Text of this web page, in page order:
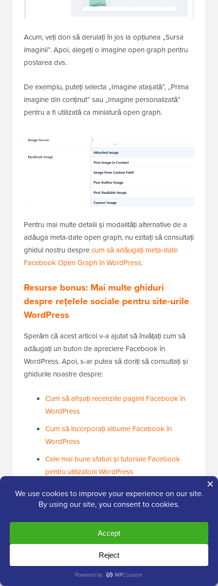
Acum, veți dori să derulați în jos la opțiunea „Sursa
imaginii”. Apoi, alegeți o imagine open graph pentru
postarea dvs.
De exemplu, puteți selecta „Imagine atașată”, „Prima
imagine din conținut” sau „Imagine personalizată”
pentru a fi utilizată ca miniatură open graph.
Pentru mai multe detalii și modalități alternative de a
adăuga meta-date open graph, nu ezitați să consultați
ghidul nostru desprecum să adăugați meta-date
Facebook Open Graph în WordPress.
Resurse bonus: Mai multe ghiduri
despre rețelele sociale pentru site-urile
WordPress
Sperăm că acest articol v-a ajutat să învățați cum să
adăugați un buton de apreciere Facebook în
WordPress. Apoi, s-ar putea să doriți să consultați și
ghidurile noastre despre:
Cum să afișați recenziile paginii Facebook în
WordPress
Cum să încorporați albume Facebook în
WordPress
Cele mai bune sfaturi și tutoriale Facebook
pentru utilizatorii WordPress
Cum să organizezi un concurs pe rețelele
sociale pentru a-ți crește site-ul
Cum să folosești rețelele sociale pentru a
crește numărul de abonați la email în
WordPress
Cele mai bune prompturi AI pentru bloggeri,
marketeri și social media